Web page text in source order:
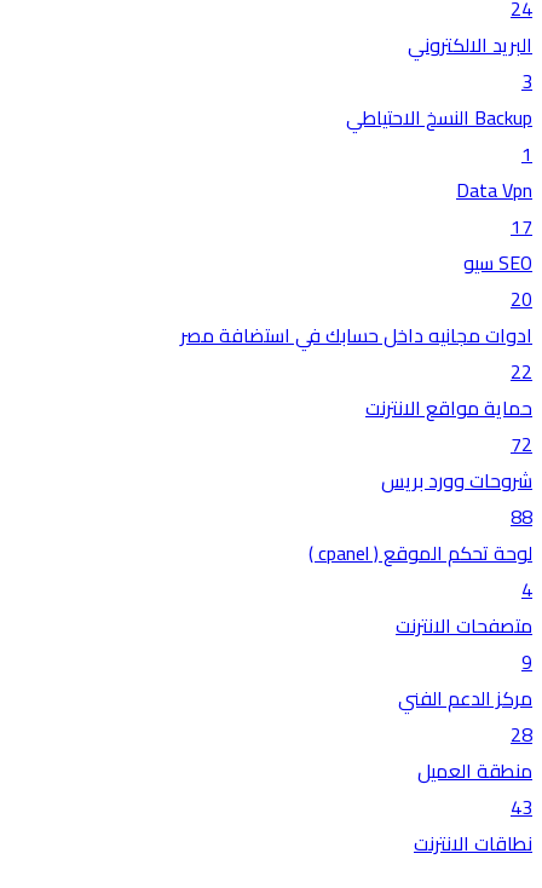
24
البريد الالكتروني
3
Backup النسخ الاحتياطي
1
Data Vpn
17
SEO سيو
20
ادوات مجانيه داخل حسابك في استضافة مصر
22
حماية مواقع الانترنت
72
شروحات وورد بريس
88
لوحة تحكم الموقع ( cpanel )
4
متصفحات الانترنت
9
مركز الدعم الفني
28
منطقة العميل
43
نطاقات الانترنت